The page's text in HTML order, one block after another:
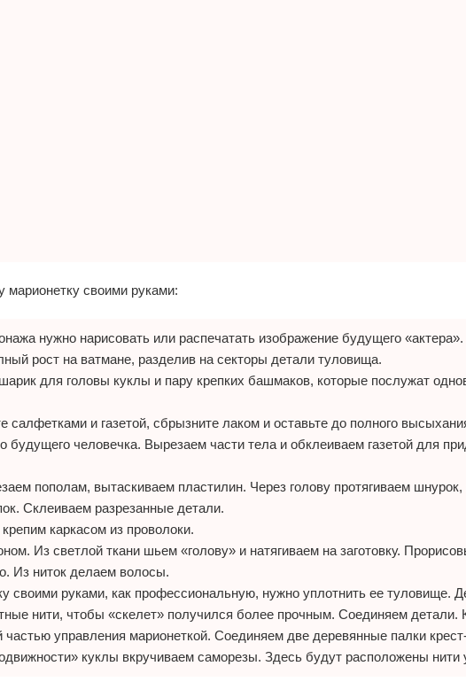
марионетку своими руками:
нужно нарисовать или распечатать изображение будущего «актера».
рост на ватмане, разделив на секторы детали туловища.
для головы куклы и пару крепких башмаков, которые послужат
салфетками и газетой, сбрызните лаком и оставьте до полного
будущего человечка. Вырезаем части тела и обклеиваем газетой для
пополам, вытаскиваем пластилин. Через голову протягиваем
Склеиваем разрезанные детали.
каркасом из проволоки.
Из светлой ткани шьем «голову» и натягиваем на заготовку.
Из ниток делаем волосы.
своими руками, как профессиональную, нужно уплотнить ее туловище.
нити, чтобы «скелет» получился более прочным. Соединяем детали.
управления марионеткой. Соединяем две деревянные палки
куклы вкручиваем саморезы. Здесь будут расположены нити